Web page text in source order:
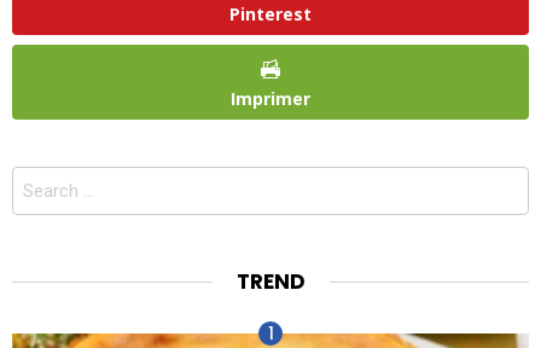
Pinterest
Imprimer
Search
TREND